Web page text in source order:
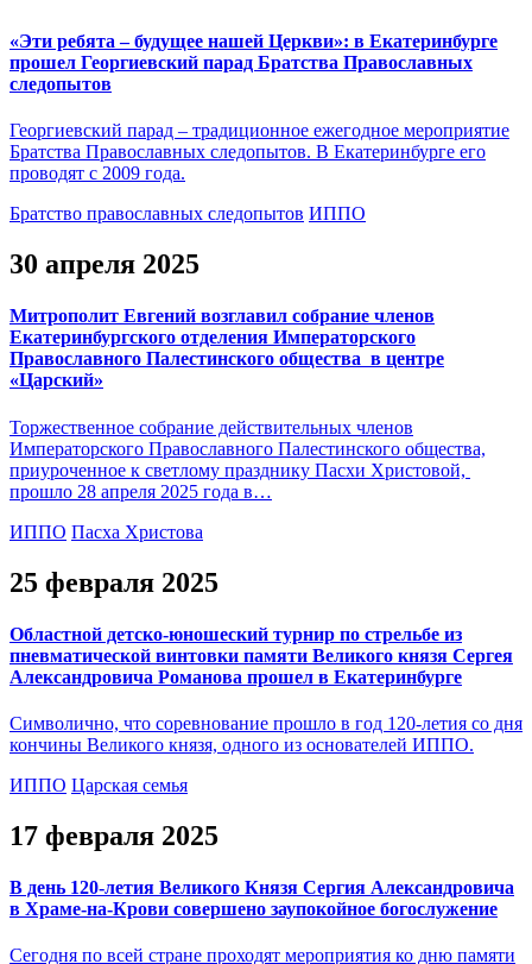
«Эти ребята – будущее нашей Церкви»: в Екатеринбурге
прошел Георгиевский парад Братства Православных
следопытов
Георгиевский парад – традиционное ежегодное мероприятие
Братства Православных следопытов. В Екатеринбурге его
проводят с 2009 года.
Братство православных следопытов ИППО
30 апреля 2025
Митрополит Евгений возглавил собрание членов
Екатеринбургского отделения Императорского
Православного Палестинского общества в центре
«Царский»
Торжественное собрание действительных членов
Императорского Православного Палестинского общества,
приуроченное к светлому празднику Пасхи Христовой,
прошло 28 апреля 2025 года в…
ИППО Пасха Христова
25 февраля 2025
Областной детско-юношеский турнир по стрельбе из
пневматической винтовки памяти Великого князя Сергея
Александровича Романова прошел в Екатеринбурге
Символично, что соревнование прошло в год 120-летия со дня
кончины Великого князя, одного из основателей ИППО.
ИППО Царская семья
17 февраля 2025
В день 120-летия Великого Князя Сергия Александровича
в Храме-на-Крови совершено заупокойное богослужение
Сегодня по всей стране проходят мероприятия ко дню памяти